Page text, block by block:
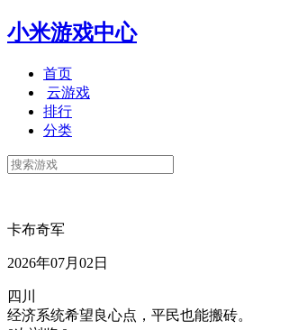
小米游戏中心
首页
云游戏
排行
分类
卡布奇军
2026年07月02日
四川
经济系统希望良心点，平民也能搬砖。